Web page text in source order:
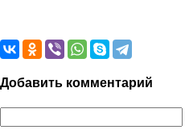
Добавить комментарий